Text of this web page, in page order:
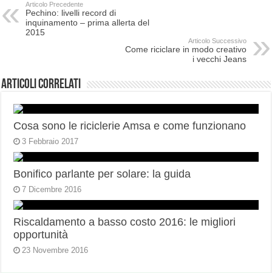
Articolo Precedente
Pechino: livelli record di
inquinamento – prima allerta del
2015
Articolo Successivo
Come riciclare in modo creativo
i vecchi Jeans
Articoli correlati
Cosa sono le riciclerie Amsa e come funzionano
3 Febbraio 2017
Bonifico parlante per solare: la guida
7 Dicembre 2016
Riscaldamento a basso costo 2016: le migliori
opportunità
23 Novembre 2016